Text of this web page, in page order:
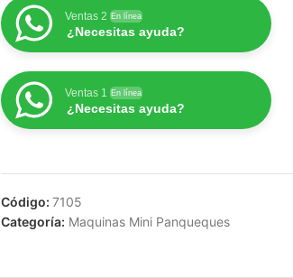
Ventas 2 En línea
¿Necesitas ayuda?
Ventas 1 En línea
¿Necesitas ayuda?
Código: 7105
Categoría: Maquinas Mini Panqueques